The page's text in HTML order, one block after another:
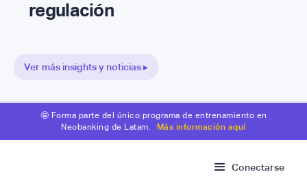
regulación
Ver más insights y noticias ▸
🤩 Forma parte del único programa de entrenamiento en
Neobanking de Latam.
Más información aquí
Conectarse